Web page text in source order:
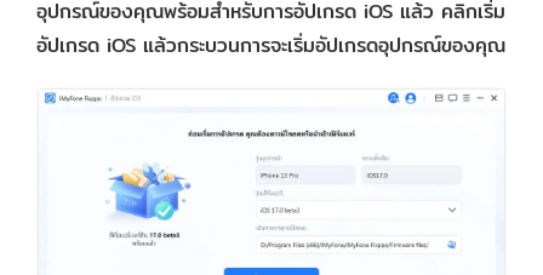
อุปกรณ์ของคุณพร้อมสำหรับการอัปเกรด iOS แล้ว คลิกเริ่ม
อัปเกรด iOS แล้วกระบวนการจะเริ่มอัปเกรดอุปกรณ์ของคุณ